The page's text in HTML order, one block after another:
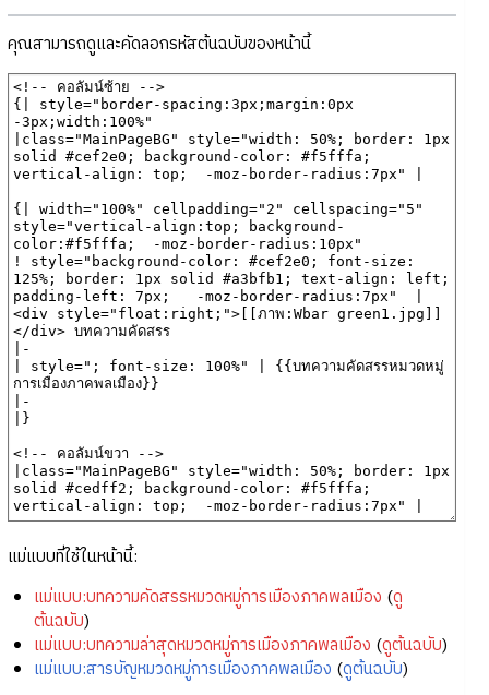
คุณสามารถดูและคัดลอกรหัสต้นฉบับของหน้านี้
แม่แบบที่ใช้ในหน้านี้:
แม่แบบ:บทความคัดสรรหมวดหมู่การเมืองภาคพลเมือง (ดู
ต้นฉบับ)
แม่แบบ:บทความล่าสุดหมวดหมู่การเมืองภาคพลเมือง (ดูต้นฉบับ)
แม่แบบ:สารบัญหมวดหมู่การเมืองภาคพลเมือง (ดูต้นฉบับ)